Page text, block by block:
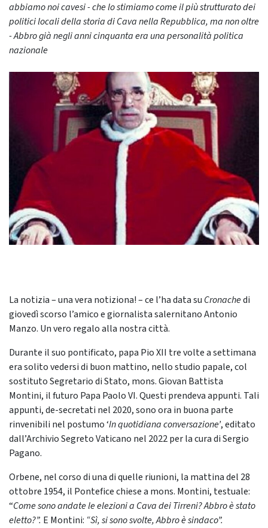
abbiamo noi cavesi - che lo stimiamo come il più strutturato dei
politici locali della storia di Cava nella Repubblica, ma non oltre
- Abbro già negli anni cinquanta era una personalità politica
nazionale
La notizia – una vera notiziona! – ce l’ha data su Cronachedi
giovedì scorso l’amico e giornalista salernitano Antonio
Manzo. Un vero regalo alla nostra città.
Durante il suo pontificato, papa Pio XII tre volte a settimana
era solito vedersi di buon mattino, nello studio papale, col
sostituto Segretario di Stato, mons. Giovan Battista
Montini, il futuro Papa Paolo VI. Questi prendeva appunti. Tali
appunti, de-secretati nel 2020, sono ora in buona parte
rinvenibili nel postumo ‘In quotidiana conversazione’, editato
dall’Archivio Segreto Vaticano nel 2022 per la cura di Sergio
Pagano.
Orbene, nel corso di una di quelle riunioni, la mattina del 28
ottobre 1954, il Pontefice chiese a mons. Montini, testuale:
“Come sono andate le elezioni a Cava dei Tirreni? Abbro è stato
eletto?”. E Montini: “Sì, si sono svolte, Abbro è sindaco”.